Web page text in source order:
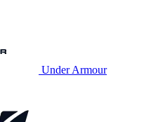
Under Armour